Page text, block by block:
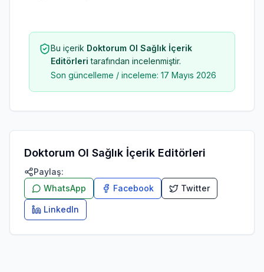
Bu içerik Doktorum Ol Sağlık İçerik
Editörleri tarafından incelenmiştir.
Son güncelleme / inceleme: 17 Mayıs 2026
Doktorum Ol Sağlık İçerik Editörleri
Paylaş:
WhatsApp
Facebook Twitter
LinkedIn